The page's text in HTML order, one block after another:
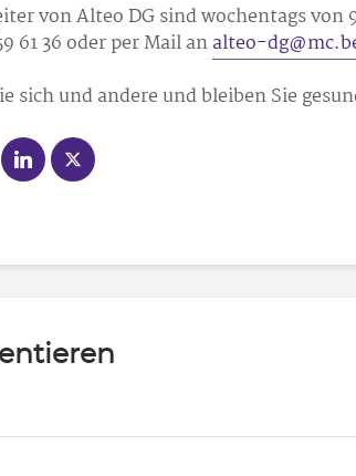
von Alteo DG sind wochentags von
61 36 oder per Mail analteo-
sich und andere und bleiben Sie